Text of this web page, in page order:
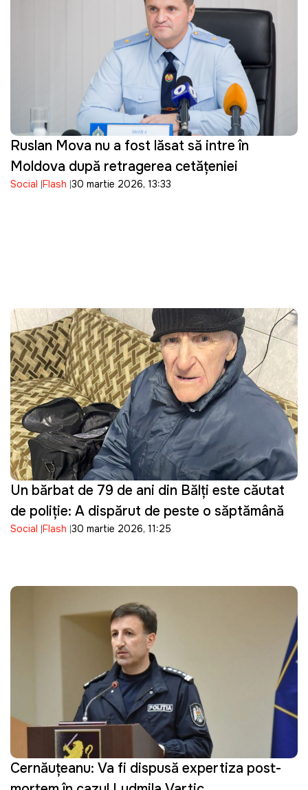
Ruslan Mova nu a fost lăsat să intre în
Moldova după retragerea cetățeniei
Social Flash 30 martie 2026, 13:33
Un bărbat de 79 de ani din Bălți este căutat
de poliție: A dispărut de peste o săptămână
Social Flash 30 martie 2026, 11:25
Cernăuțeanu: Va fi dispusă expertiza post-